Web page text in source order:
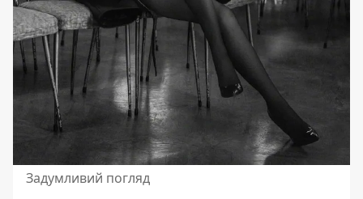
Задумливий погляд